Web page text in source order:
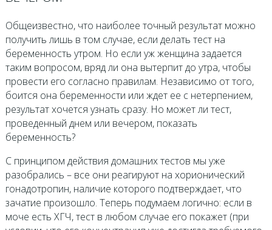
Общеизвестно, что наиболее точный результат можно
получить лишь в том случае, если делать тест на
беременность утром. Но если уж женщина задается
таким вопросом, вряд ли она вытерпит до утра, чтобы
провести его согласно правилам. Независимо от того,
боится она беременности или ждет ее с нетерпением,
результат хочется узнать сразу. Но может ли тест,
проведенный днем или вечером, показать
беременность?
С принципом действия домашних тестов мы уже
разобрались – все они реагируют на хорионический
гонадотропин, наличие которого подтверждает, что
зачатие произошло. Теперь подумаем логично: если в
моче есть ХГЧ, тест в любом случае его покажет (при